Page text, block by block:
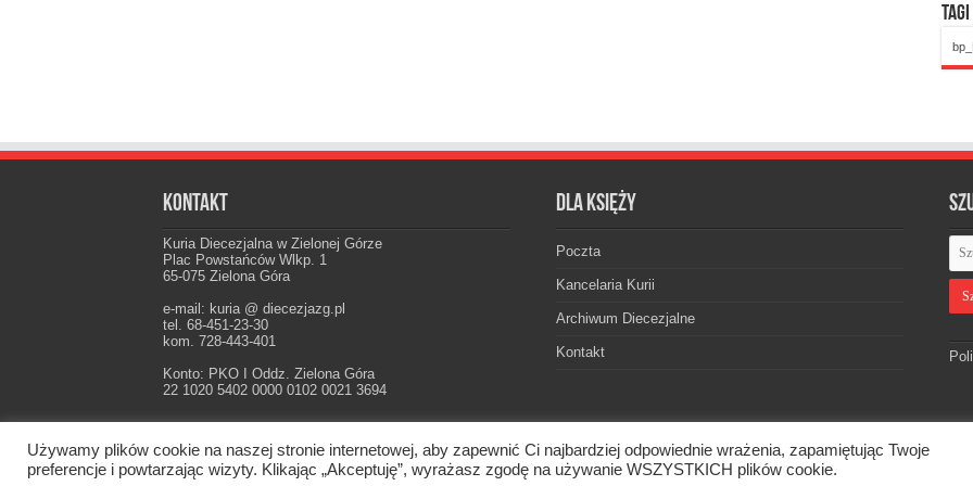
Tagi
Kontakt
Kuria Diecezjalna w Zielonej Górze
Plac Powstańców Wlkp. 1
65-075 Zielona Góra
e-mail: kuria @ diecezjazg.pl
tel. 68-451-23-30
kom. 728-443-401
Konto: PKO I Oddz. Zielona Góra
22 1020 5402 0000 0102 0021 3694
Dla księży
Poczta
Kancelaria Kurii
Archiwum Diecezjalne
Kontakt
Oficjalna strona Diecezji Zielonogórsko-Gorzowskiej. © 2026. Wszelkie prawa zastrzeżone.
Używamy plików cookie na naszej stronie internetowej, aby zapewnić Ci najbardziej odpowiednie wrażenia, zapamiętując Twoje
preferencje i powtarzając wizyty. Klikając „Akceptuję”, wyrażasz zgodę na używanie WSZYSTKICH plików cookie.